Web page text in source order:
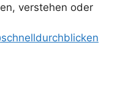
verstehen oder